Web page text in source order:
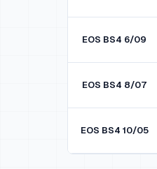
EOS BS4 6/09
EOS BS4 8/07
EOS BS4 10/05